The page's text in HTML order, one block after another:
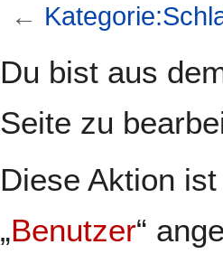
←
Navigation
Suche
Du bist aus
Seite zu
Diese Aktion
„Benutzer“